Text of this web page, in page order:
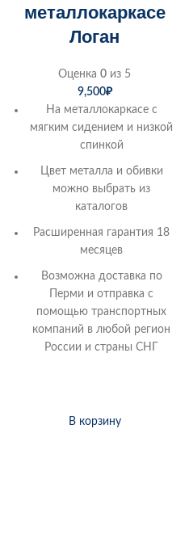
металлокаркасе
Логан
Оценка 0 из 5
9,500₽
На металлокаркасе с
мягким сидением и низкой
спинкой
Цвет металла и обивки
можно выбрать из
каталогов
Расширенная гарантия 18
месяцев
Возможна доставка по
Перми и отправка с
помощью транспортных
компаний в любой регион
России и страны СНГ
В корзину